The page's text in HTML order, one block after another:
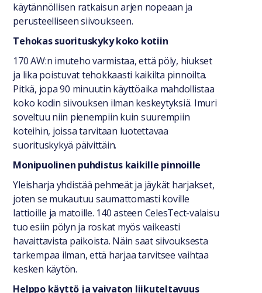
käytännöllisen ratkaisun arjen nopeaan ja
perusteelliseen siivoukseen.
Tehokas suorituskyky koko kotiin
170 AW:n imuteho varmistaa, että pöly, hiukset
ja lika poistuvat tehokkaasti kaikilta pinnoilta.
Pitkä, jopa 90 minuutin käyttöaika mahdollistaa
koko kodin siivouksen ilman keskeytyksiä. Imuri
soveltuu niin pienempiin kuin suurempiin
koteihin, joissa tarvitaan luotettavaa
suorituskykyä päivittäin.
Monipuolinen puhdistus kaikille pinnoille
Yleisharja yhdistää pehmeät ja jäykät harjakset,
joten se mukautuu saumattomasti koville
lattioille ja matoille. 140 asteen CelesTect-valaisu
tuo esiin pölyn ja roskat myös vaikeasti
havaittavista paikoista. Näin saat siivouksesta
tarkempaa ilman, että harjaa tarvitsee vaihtaa
kesken käytön.
Helppo käyttö ja vaivaton liikuteltavuus